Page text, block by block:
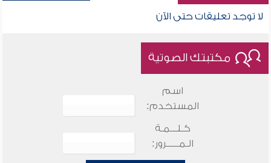
لا توجد تعليقات حتى الآن
مكتبتك الصوتية
اسم
المستخدم:
كـلـــمـة
الـمـــــرور: